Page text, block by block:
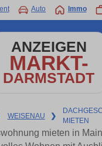
Auto Immo
ANZEIGEN
MARKT-
DARMSTADT
WEISENAU ❯
MIETEN
mieten in